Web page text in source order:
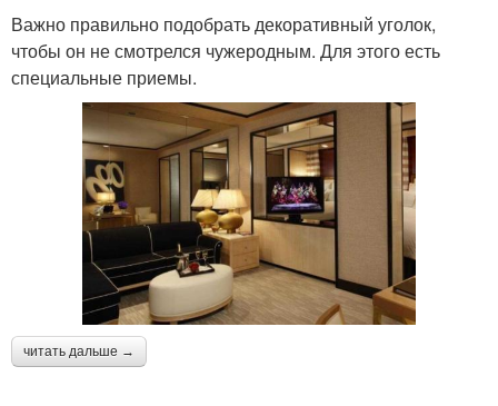
Важно правильно подобрать декоративный уголок,
чтобы он не смотрелся чужеродным. Для этого есть
специальные приемы.
читать дальше →